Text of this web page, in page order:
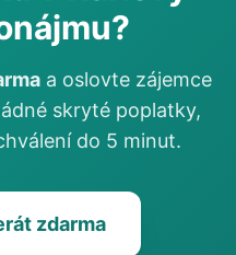
a oslovte zájemce
skryté poplatky,
do 5 minut.
zdarma